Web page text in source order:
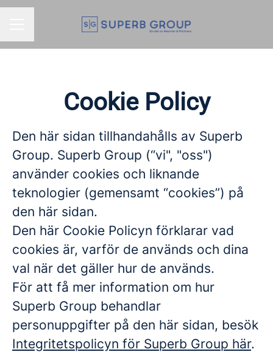
Cookie Policy
Den här sidan tillhandahålls av Superb
Group. Superb Group (“vi", "oss")
använder cookies och liknande
teknologier (gemensamt “cookies”) på
den här sidan.
Den här Cookie Policyn förklarar vad
cookies är, varför de används och dina
val när det gäller hur de används.
För att få mer information om hur
Superb Group behandlar
personuppgifter på den här sidan, besök
Integritetspolicyn för Superb Group här.